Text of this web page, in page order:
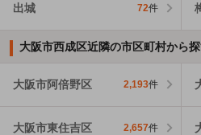
出城 72件
大阪市西成区近隣の市区町村から
大阪市阿倍野区 2,193件
大阪市東住吉区 2,657件